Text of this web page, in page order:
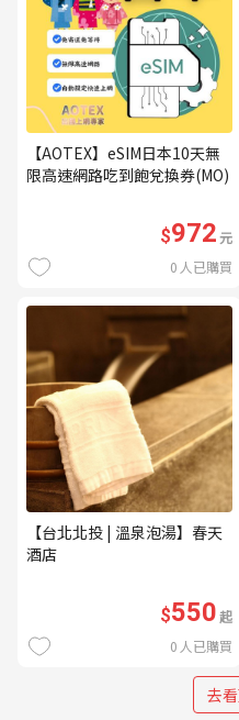
【AOTEX】eSIM日本10天無
限高速網路吃到飽兌換券(MO)
$972元
0 人已購買
【台北北投 | 溫泉泡湯】春天
酒店
$550起
0 人已購買
去